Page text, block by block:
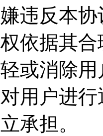
违反本
依据其
或消除
用户进
承担。